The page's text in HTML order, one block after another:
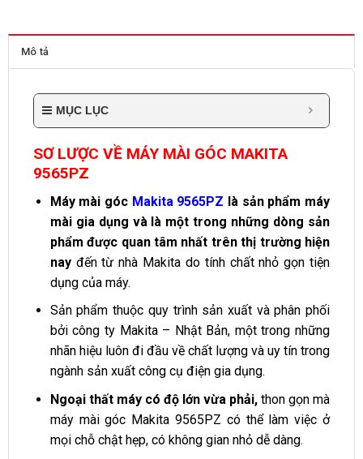
Mô tả
MỤC LỤC
SƠ LƯỢC VỀ MÁY MÀI GÓC MAKITA
9565PZ
Máy mài góc Makita 9565PZ là sản phẩm máy
mài gia dụng và là một trong những dòng sản
phẩm được quan tâm nhất trên thị trường hiện
nayđến từ nhà Makita do tính chất nhỏ gọn tiện
dụng của máy.
Sản phẩm thuộc quy trình sản xuất và phân phối
bởi công ty Makita – Nhật Bản, một trong những
nhãn hiệu luôn đi đầu về chất lượng và uy tín trong
ngành sản xuất công cụ điện gia dụng.
Ngoại thất máy có độ lớn vừa phải,thon gọn mà
máy mài góc Makita 9565PZ có thể làm việc ở
mọi chỗ chật hẹp, có không gian nhỏ dễ dàng.